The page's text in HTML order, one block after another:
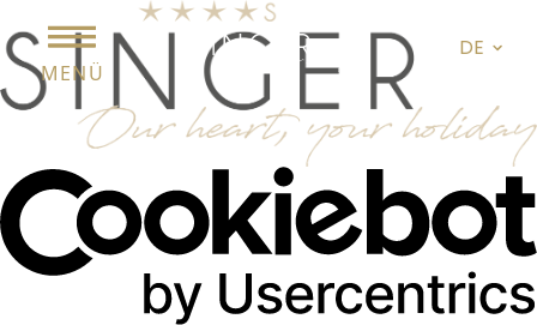
MENÜ
DE